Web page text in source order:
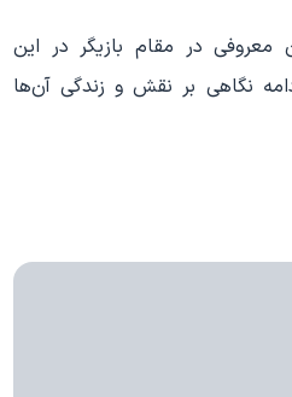
در مقام بازیگر در این
نگاهی بر نقش و زندگی آن‌ها